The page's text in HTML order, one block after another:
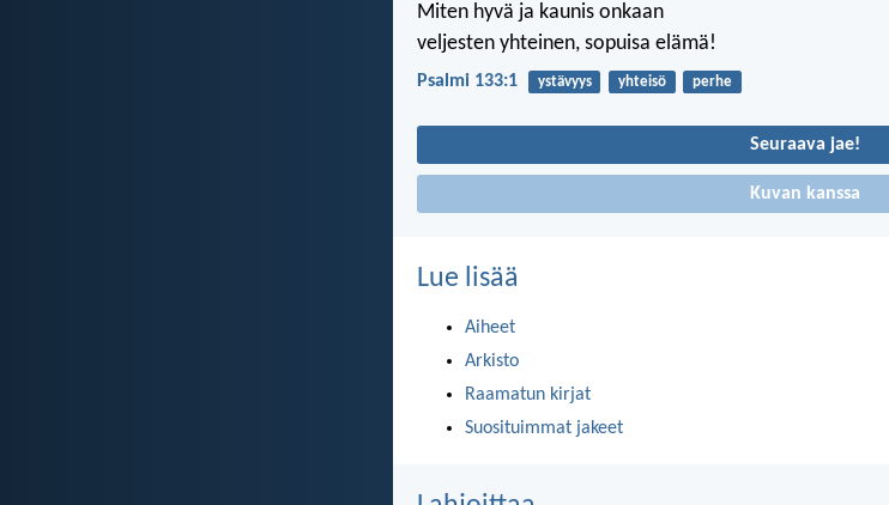
Miten hyvä ja kaunis onkaan
veljesten yhteinen, sopuisa elämä!
Psalmi 133:1 ystävyys yhteisö perhe
Seuraava jae!
Kuvan kanssa
Lue lisää
Aiheet
Arkisto
Raamatun kirjat
Suosituimmat jakeet